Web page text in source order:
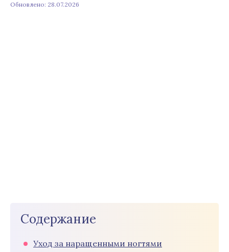
Обновлено: 28.07.2026
Содержание
Уход за наращенными ногтями